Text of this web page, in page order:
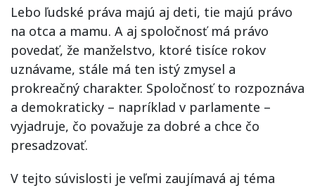
Lebo ľudské práva majú aj deti, tie majú právo
na otca a mamu. A aj spoločnosť má právo
povedať, že manželstvo, ktoré tisíce rokov
uznávame, stále má ten istý zmysel a
prokreačný charakter. Spoločnosť to rozpoznáva
a demokraticky – napríklad v parlamente –
vyjadruje, čo považuje za dobré a chce čo
presadzovať.
V tejto súvislosti je veľmi zaujímavá aj téma